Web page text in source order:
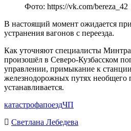
Фото: https://vk.com/bereza_42
В настоящий момент ожидается
устранения вагонов с переезда.
Как уточняют специалисты
произошёл в Северо-Кузбасском
управлении, примыкание к
железнодорожных путях необщего
устанавливается.
катастрофапоездЧП
Светлана Лебедева